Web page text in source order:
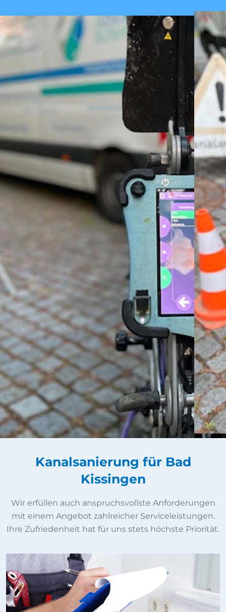
Kanalsanierung für Bad
Kissingen
Wir erfüllen auch anspruchsvollste Anforderungen
mit einem Angebot zahlreicher Serviceleistungen.
Ihre Zufriedenheit hat für uns stets höchste Priorität.